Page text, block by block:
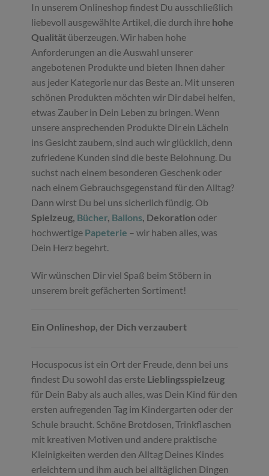
In unserem Onlineshop findest Du ausschließlich
liebevoll ausgewählte Artikel, die durch ihre hohe
Qualität überzeugen. Wir haben hohe
Anforderungen an die Auswahl unserer
angebotenen Produkte und bieten Ihnen daher
aus jeder Kategorie nur das Beste an. Mit unseren
schönen Produkten möchten wir Dir dabei helfen,
etwas Zauber in Dein Leben zu bringen. Wenn
unsere ansprechenden Produkte Dir ein Lächeln
ins Gesicht zaubern, sind auch wir glücklich, denn
zufriedene Kunden sind die beste Belohnung. Du
suchst nach einem besonderen Geschenk oder
nach einem Gebrauchsgegenstand für den Alltag?
Dann wirst Du bei uns sicherlich fündig. Ob
Spielzeug, Bücher, Ballons, Dekoration oder
hochwertige Papeterie – wir haben alles, was
Dein Herz begehrt.
Wir wünschen Dir viel Spaß beim Stöbern in
unserem breit gefächerten Sortiment!
Ein Onlineshop, der Dich verzaubert
Hocuspocus ist ein Ort der Freude, denn bei uns
findest Du sowohl das erste Lieblingsspielzeug
für Dein Baby als auch alles, was Dein Kind für den
ersten aufregenden Tag im Kindergarten oder der
Schule braucht. Schöne Brotdosen, Trinkflaschen
mit kreativen Motiven und andere praktische
Kleinigkeiten werden den Alltag Deines Kindes
erleichtern und ihm auch bei alltäglichen Dingen